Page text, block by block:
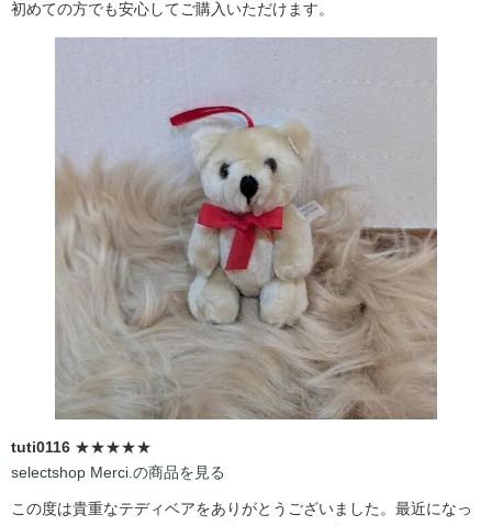
初めての方でも安心してご購入いただけます。
tuti0116 ★★★★★
selectshop Merci.の商品を見る
この度は貴重なテディベアをありがとうございました。最近になっ